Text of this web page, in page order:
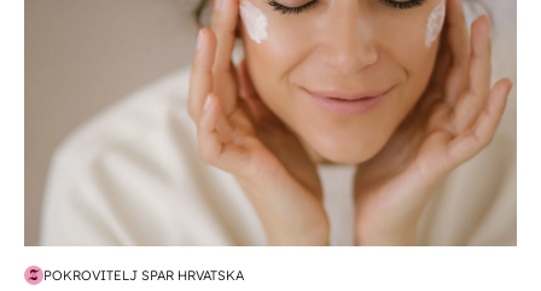
POKROVITELJ SPAR HRVATSKA